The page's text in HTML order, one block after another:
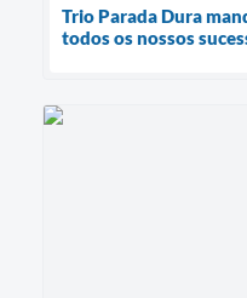
Trio Parada Dura
todos os nossos